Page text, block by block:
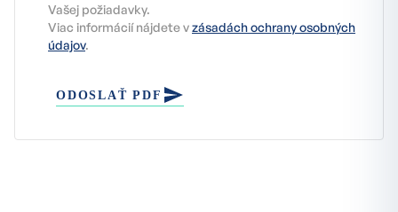
Vašej požiadavky.
Viac informácií nájdete vzásadách ochrany osobných
údajov.
ODOSLAŤ PDF